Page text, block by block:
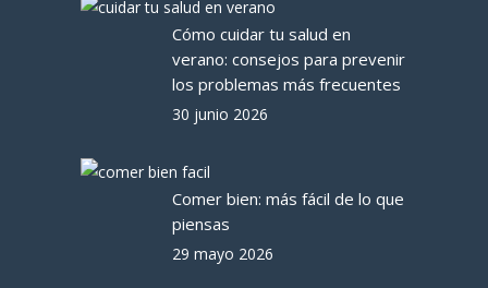
Cómo cuidar tu salud en
verano: consejos para prevenir
los problemas más frecuentes
30 junio 2026
Comer bien: más fácil de lo que
piensas
29 mayo 2026